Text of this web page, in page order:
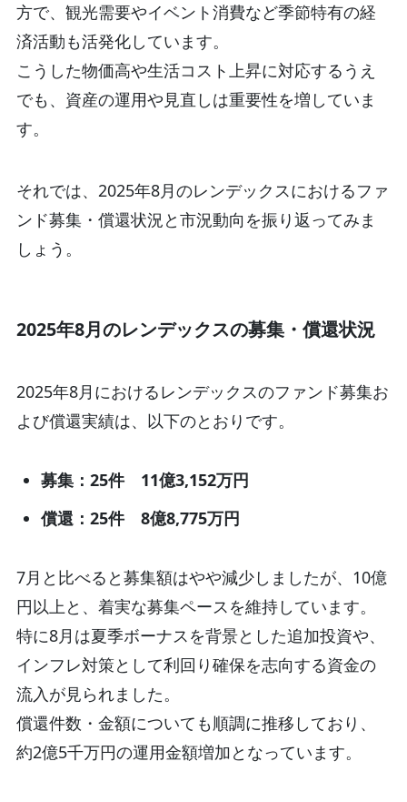
方で、観光需要やイベント消費など季節特有の経
済活動も活発化しています。
こうした物価高や生活コスト上昇に対応するうえ
でも、資産の運用や見直しは重要性を増していま
す。
それでは、2025年8月のレンデックスにおけるファ
ンド募集・償還状況と市況動向を振り返ってみま
しょう。
2025年8月のレンデックスの募集・償還状況
2025年8月におけるレンデックスのファンド募集お
よび償還実績は、以下のとおりです。
募集：25件 11億3,152万円
償還：25件 8億8,775万円
7月と比べると募集額はやや減少しましたが、10億
円以上と、着実な募集ペースを維持しています。
特に8月は夏季ボーナスを背景とした追加投資や、
インフレ対策として利回り確保を志向する資金の
流入が見られました。
償還件数・金額についても順調に推移しており、
約2億5千万円の運用金額増加となっています。